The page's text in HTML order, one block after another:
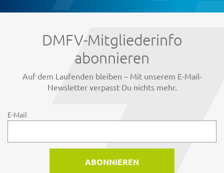
DMFV-Mitgliederinfo
abonnieren
Auf dem Laufenden bleiben – Mit unserem E-Mail-
Newsletter verpasst Du nichts mehr.
E-Mail